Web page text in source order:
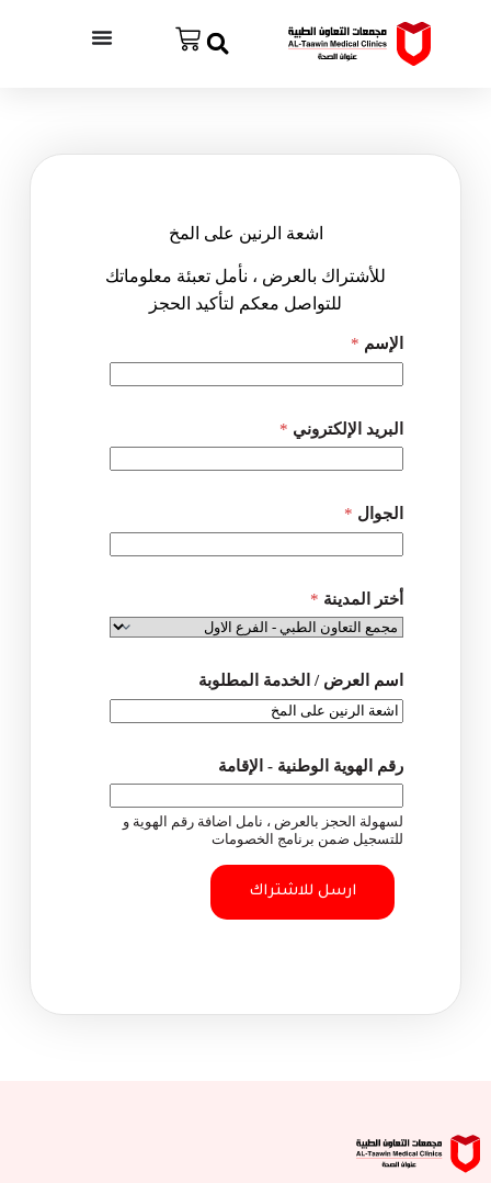
اشعة الرنين على المخ
للأشتراك بالعرض ، نأمل تعبئة معلوماتك
للتواصل معكم لتأكيد الحجز
a
y
o
t
-
الإسم *
البريد الإلكتروني *
الجوال *
أختر المدينة *
اسم العرض / الخدمة المطلوبة
رقم الهوية الوطنية - الإقامة
لسهولة الحجز بالعرض ، نامل اضافة رقم الهوية و
للتسجيل ضمن برنامج الخصومات
ارسل للاشتراك